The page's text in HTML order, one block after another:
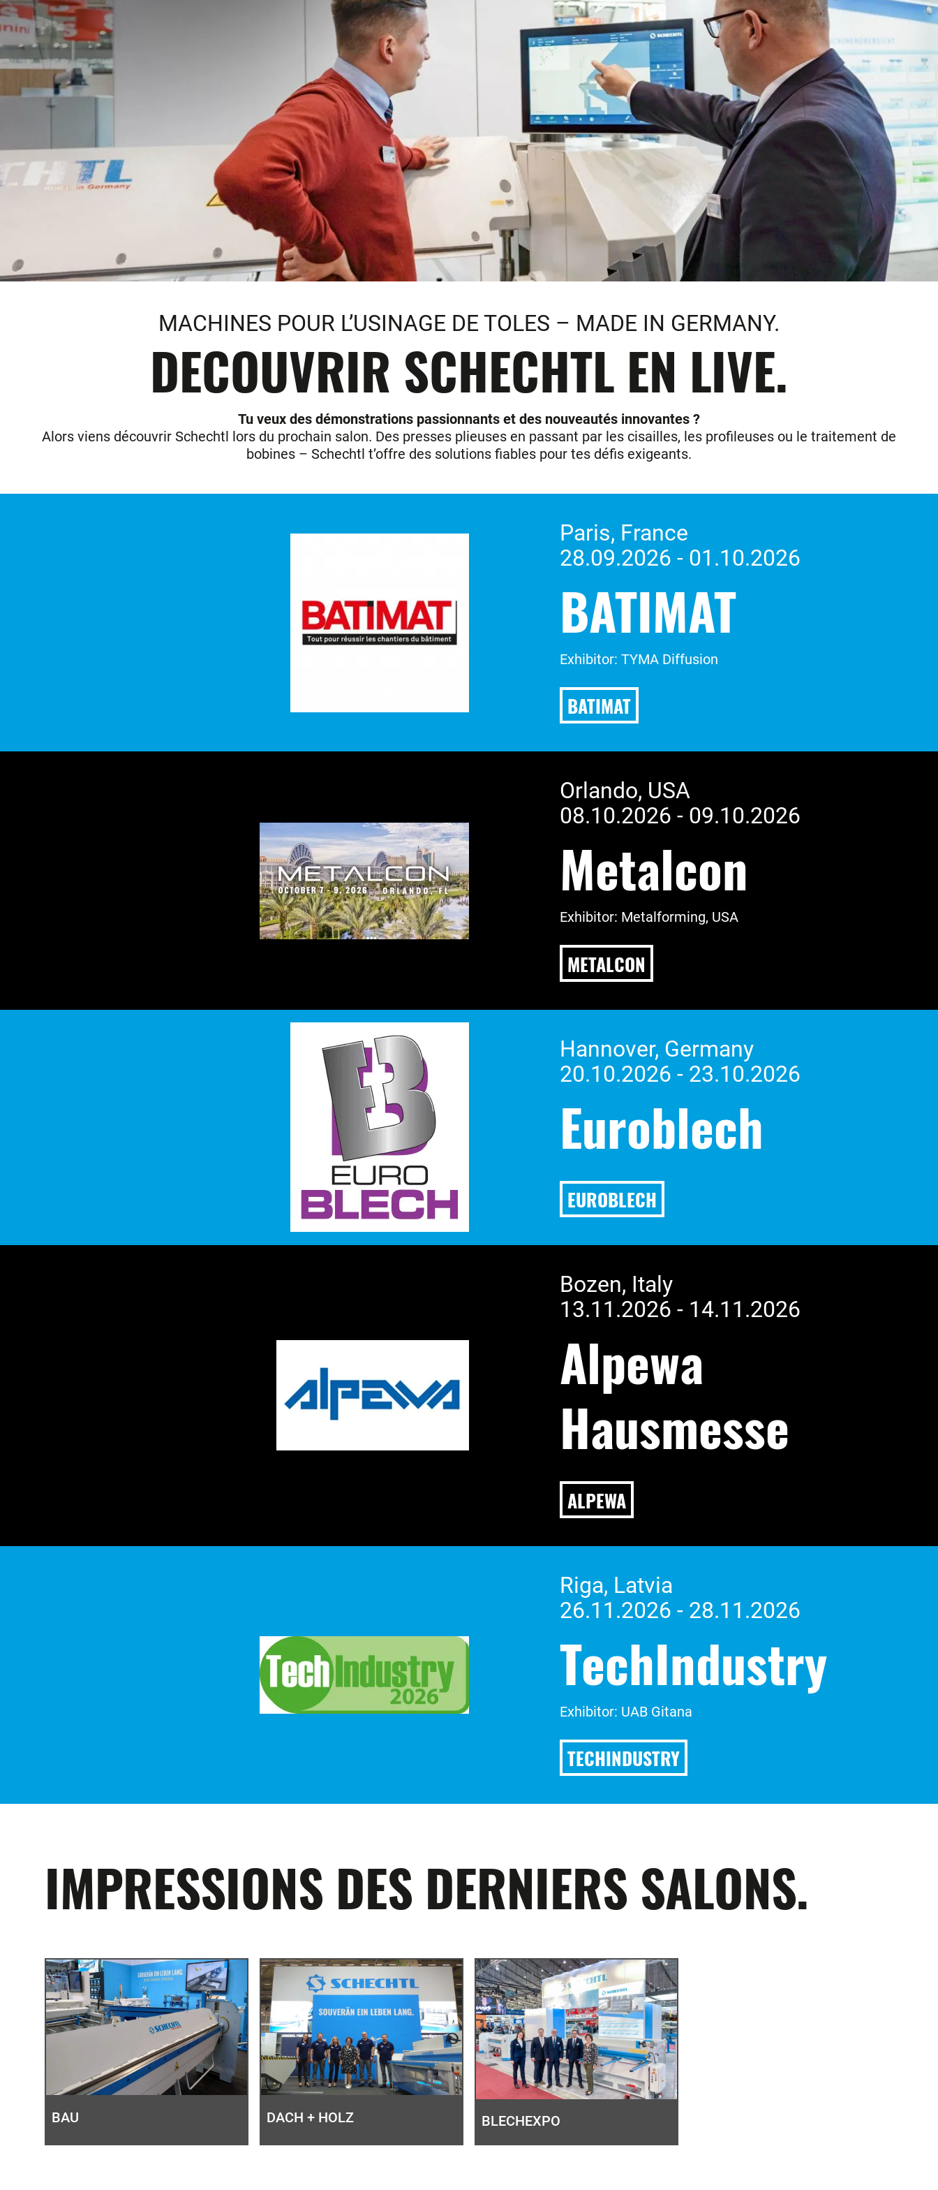
MACHINES POUR L’USINAGE DE TOLES – MADE IN GERMANY.
DECOUVRIR SCHECHTL EN LIVE.
Tu veux des démonstrations passionnants et des nouveautés innovantes ?
Alors viens découvrir Schechtl lors du prochain salon. Des presses plieuses en passant par les cisailles, les profileuses ou le traitement de
bobines – Schechtl t’offre des solutions fiables pour tes défis exigeants.
Paris, France
28.09.2026 - 01.10.2026
BATIMAT
Exhibitor: TYMA Diffusion
BATIMAT
Orlando, USA
08.10.2026 - 09.10.2026
Metalcon
Exhibitor: Metalforming, USA
METALCON
Hannover, Germany
20.10.2026 - 23.10.2026
Euroblech
EUROBLECH
Bozen, Italy
13.11.2026 - 14.11.2026
Alpewa
Hausmesse
ALPEWA
Riga, Latvia
26.11.2026 - 28.11.2026
TechIndustry
Exhibitor: UAB Gitana
TECHINDUSTRY
IMPRESSIONS DES DERNIERS SALONS.
BAU DACH + HOLZ BLECHEXPO